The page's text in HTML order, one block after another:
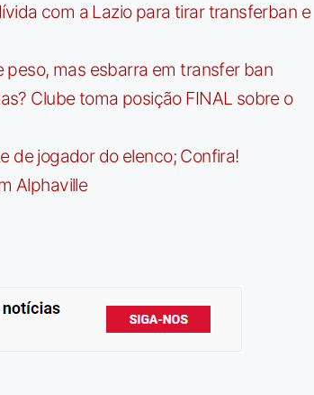
com a Lazio para tirar transferban e
mas esbarra em transfer ban
Clube toma posição FINAL sobre o
de jogador do elenco; Confira!
Alphaville